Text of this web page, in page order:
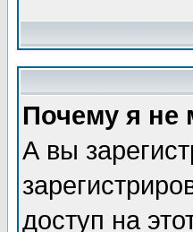
Почему я не
А вы
доступ на